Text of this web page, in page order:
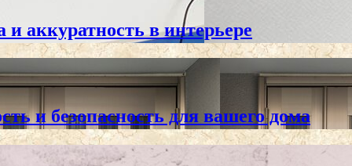
аккуратность в интерьере
и безопасность для вашего дома